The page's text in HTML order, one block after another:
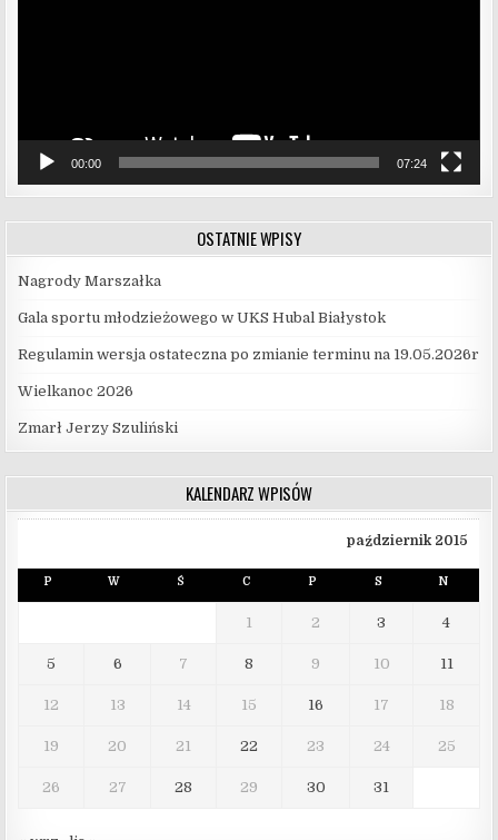
00:00 07:24
OSTATNIE WPISY
Nagrody Marszałka
Gala sportu młodzieżowego w UKS Hubal Białystok
Regulamin wersja ostateczna po zmianie terminu na 19.05.2026r
Wielkanoc 2026
Zmarł Jerzy Szuliński
KALENDARZ WPISÓW
październik 2015
P W Ś C P S N
1 2 3 4
5 6 7 8 9 10 11
12 13 14 15 16 17 18
19 20 21 22 23 24 25
26 27 28 29 30 31